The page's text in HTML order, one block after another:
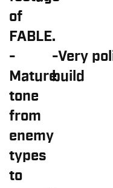
of
FABLE.
-
Mature
tone
from
enemy
types
to
-Very
build